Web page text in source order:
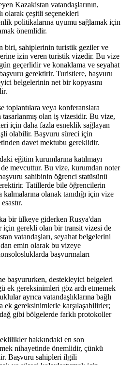
Kazakistan vatandaşlarının,
olarak çeşitli seçenekleri
politikalarına uyumu sağlamak için
önemlidir.
biri, sahiplerinin turistik geziler ve
izin veren turistik vizedir. Bu vize
geçerlidir ve konaklama ve seyahat
gerektirir. Turistlere, başvuru
belgelerinin net bir kopyasını
toplantılara veya konferanslara
olan iş vizesidir. Bu vize,
için daha fazla esneklik sağlayan
olabilir. Başvuru süreci için
davet mektubu gereklidir.
eğitim kurumlarına katılmayı
mevcuttur. Bu vize, kurumdan noter
sahibinin öğrenci statüsünü
Tatillerde bile öğrencilerin
olanak tanıdığı için vize
bir ülkeye giderken Rusya'dan
için gerekli olan bir transit vizesi de
vatandaşları, seyahat belgelerini
emin olarak bu vizeye
başvurmaları
başvururken, destekleyici belgeleri
ek gereksinimleri göz ardı etmemek
ayrıca vatandaşlıklarına bağlı
ek gereksinimlerle karşılaşabilirler;
gibi bölgelerde farklı protokoller
hakkındaki en son
nihayetinde önemlidir, çünkü
Başvuru sahipleri ilgili